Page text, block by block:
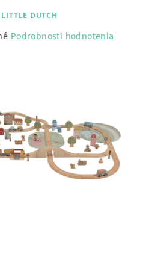
LITTLE DUTCH
Podrobnosti hodnotenia